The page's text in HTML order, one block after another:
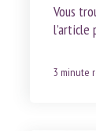
Vous
l’article
3 minute